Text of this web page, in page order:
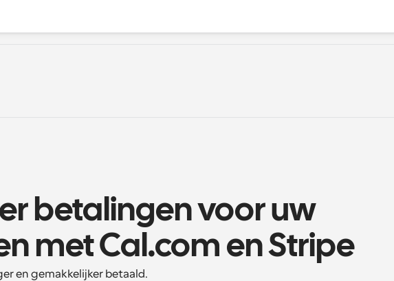
betalingen voor uw
met Cal.com en Stripe
en gemakkelijker betaald.